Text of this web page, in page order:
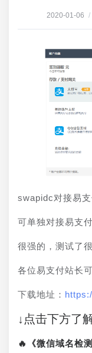
2020-01-06 /
swapidc对接易支
可单独对接易支
很强的，测试了
各位易支付站长
下载地址：
↓点击下方了
🔥《微信域名检